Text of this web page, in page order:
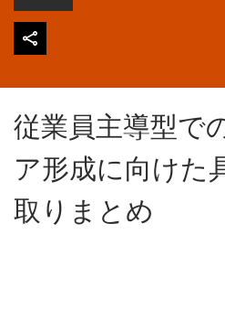
従業員主導型で
ア形成に向けた
取りまとめ